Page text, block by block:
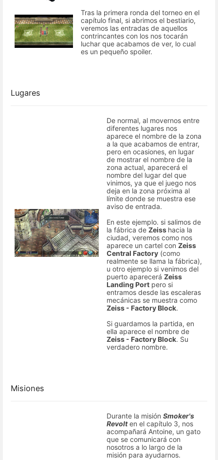
Tras la primera ronda del torneo en el
capítulo final, si abrimos el bestiario,
veremos las entradas de aquellos
contrincantes con los nos tocarán
luchar que acabamos de ver, lo cual
es un pequeño spoiler.
Lugares
De normal, al movernos entre
diferentes lugares nos
aparece el nombre de la zona
a la que acabamos de entrar,
pero en ocasiones, en lugar
de mostrar el nombre de la
zona actual, aparecerá el
nombre del lugar del que
vinimos, ya que el juego nos
deja en la zona próxima al
límite donde se muestra ese
aviso de entrada.
En este ejemplo. si salimos de
la fábrica de Zeiss hacia la
ciudad, veremos como nos
aparece un cartel con Zeiss
Central Factory (como
realmente se llama la fábrica),
u otro ejemplo si venimos del
puerto aparecerá Zeiss
Landing Port pero si
entramos desde las escaleras
mecánicas se muestra como
Zeiss - Factory Block.
Si guardamos la partida, en
ella aparece el nombre de
Zeiss - Factory Block. Su
verdadero nombre.
Misiones
Durante la misión Smoker's
Revolten el capítulo 3, nos
acompañará Antoine, un gato
que se comunicará con
nosotros a lo largo de la
misión para ayudarnos.